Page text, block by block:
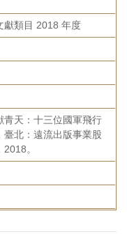
獻類目 2018 年度
青天：十三位國軍飛行
臺北：遠流出版事業股
。